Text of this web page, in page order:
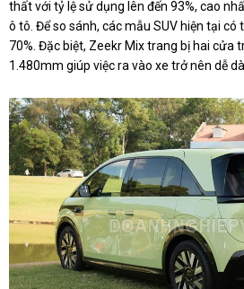
thất với tỷ lệ sử dụng lên đến 93%, cao
ô tô. Để so sánh, các mẫu SUV hiện tại có
70%. Đặc biệt, Zeekr Mix trang bị hai cửa
1.480mm giúp việc ra vào xe trở nên dễ